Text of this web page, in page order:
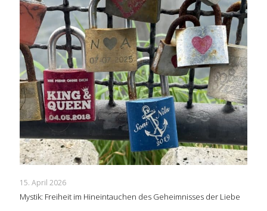
15. April 2026
Mystik: Freiheit im Hineintauchen des Geheimnisses der Liebe